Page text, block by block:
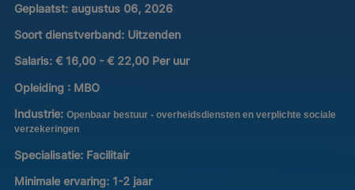
Geplaatst: augustus 06, 2026
Soort dienstverband: Uitzenden
Salaris: € 16,00 - € 22,00 Per uur
Opleiding : MBO
Industrie: Openbaar bestuur - overheidsdiensten en verplichte sociale
verzekeringen
Specialisatie: Facilitair
Minimale ervaring: 1-2 jaar